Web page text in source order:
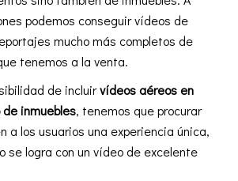
podemos conseguir vídeos de
mucho más completos de
tenemos a la venta.
de incluirvídeos aéreos en
inmuebles, tenemos que procurar
a los usuarios una experiencia única,
se logra con un vídeo de excelente